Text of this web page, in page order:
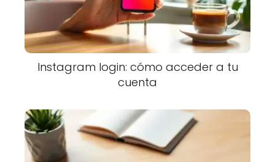
Instagram login: cómo acceder a tu
cuenta